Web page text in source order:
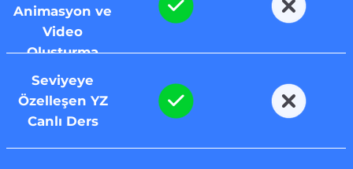
Animasyon ve
Video
Oluşturma
Seviyeye
Özelleşen YZ
Canlı Ders